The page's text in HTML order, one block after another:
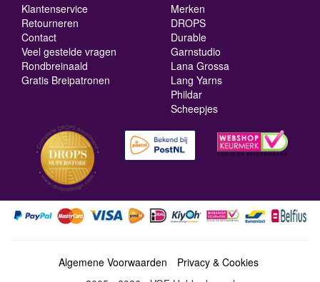
Klantenservice
Retourneren
Contact
Veel gestelde vragen
Rondbreinaald
Gratis Breipatronen
Merken
DROPS
Durable
Garnstudio
Lana Grossa
Lang Yarns
Phildar
Scheepjes
Algemene Voorwaarden
Privacy & Cookies